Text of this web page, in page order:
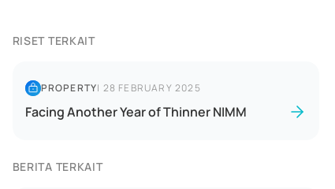
RISET TERKAIT
PROPERTY| 28 FEBRUARY 2025
Facing Another Year of Thinner NIMM
BERITA TERKAIT